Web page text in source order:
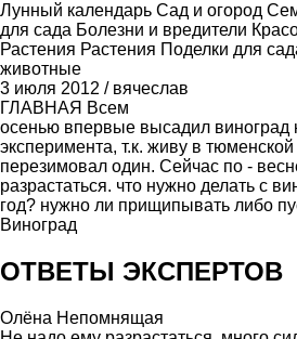
Лунный календарь Сад и огород
для сада Болезни и вредители
Растения Растения Поделки для
животные
3 июля 2012 / вячеслав
ГЛАВНАЯ Всем
осенью впервые высадил виноград
эксперимента, т.к. живу в тюменской
перезимовал один. Сейчас по -
разрастаться. что нужно делать с
год? нужно ли прищипывать либо
Виноград
ОТВЕТЫ ЭКСПЕРТОВ
Олёна Непомнящая